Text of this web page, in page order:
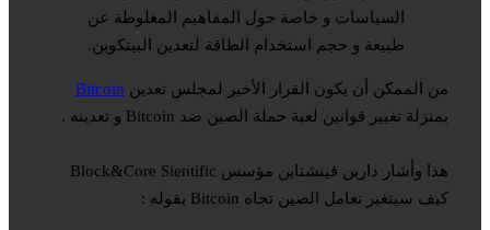
السياسات و خاصة حول المفاهيم المغلوطة عن
طبيعة و حجم استخدام الطاقة لتعدين البيتكوبن.
من الممكن أن يكون القرار الأخير لمجلس تعدين Bitcoin
بمنزلة تغيير قوانين لعبة حملة الصين ضد Bitcoin و تعدينه .
هذا وأشار دارين فينشتاين مؤسس Block&Core Sientific
كيف سيتغير تعامل الصين تجاه Bitcoin بقوله :